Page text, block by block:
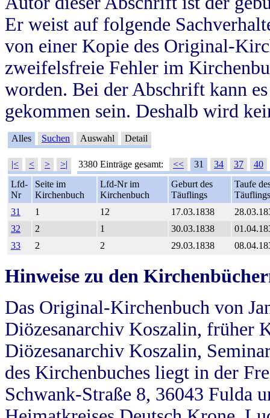
Er weist auf folgende
von einer Kopie des Original-
zweifelsfreie Fehler im
worden. Bei der Abschrift kann
gekommen sein. Deshalb wird
Alles Suchen Auswahl Detail
|< < > >| 3380 Einträge gesamt: << 31 34 37
40
Lfd-
Nr
Seite im
Kirchenbuch
Lfd-Nr im
Kirchenbuch
Geburt des
Täuflings
Taufe
Täuflings
31
1 12 17.03.1838
32
2 1 30.03.1838
33
2 2 29.03.1838
Hinweise zu den
Das Original-Kirchenbuch von
Diözesanarchiv Koszalin, früher
Diözesanarchiv Koszalin,
des Kirchenbuches liegt in der
Schwank-Straße 8, 36043 Fulda